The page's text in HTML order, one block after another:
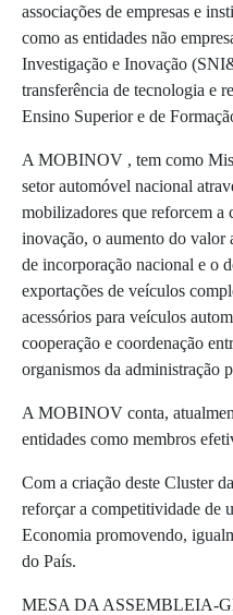
associações de empresas e
como as entidades não
Investigação e Inovação
transferência de tecnologia e
Ensino Superior e de
A MOBINOV , tem como
setor automóvel nacional
mobilizadores que reforcem a
inovação, o aumento do valor
de incorporação nacional e o
exportações de veículos
acessórios para veículos
cooperação e coordenação
organismos da administração
A MOBINOV conta,
entidades como membros
Com a criação deste Cluster
reforçar a competitividade de
Economia promovendo,
do País.
MESA DA ASSEMBLEIA-